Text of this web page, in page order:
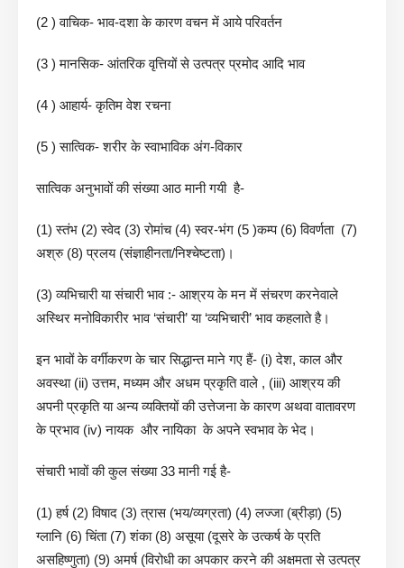
(2 ) वाचिक- भाव-दशा के कारण वचन में आये परिवर्तन
(3 ) मानसिक- आंतरिक वृत्तियों से उत्पत्र प्रमोद आदि भाव
(4 ) आहार्य- कृतिम वेश रचना
(5 ) सात्विक- शरीर के स्वाभाविक अंग-विकार
सात्विक अनुभावों की संख्या आठ मानी गयी है-
(1) स्तंभ (2) स्वेद (3) रोमांच (4) स्वर-भंग (5 )कम्प (6) विवर्णता (7)
अश्रु (8) प्रलय (संज्ञाहीनता/निश्चेष्टता)।
(3) व्यभिचारी या संचारी भाव :- आश्रय के मन में संचरण करनेवाले
अस्थिर मनोविकारीर भाव ‘संचारी’ या ‘व्यभिचारी’ भाव कहलाते है।
इन भावों के वर्गीकरण के चार सिद्धान्त माने गए हैं- (i) देश, काल और
अवस्था (ii) उत्तम, मध्यम और अधम प्रकृति वाले , (iii) आश्रय की
अपनी प्रकृति या अन्य व्यक्तियों की उत्तेजना के कारण अथवा वातावरण
के प्रभाव (iv) नायक और नायिका के अपने स्वभाव के भेद।
संचारी भावों की कुल संख्या 33 मानी गई है-
(1) हर्ष (2) विषाद (3) त्रास (भय/व्यग्रता) (4) लज्जा (ब्रीड़ा) (5)
ग्लानि (6) चिंता (7) शंका (8) असूया (दूसरे के उत्कर्ष के प्रति
असहिष्णुता) (9) अमर्ष (विरोधी का अपकार करने की अक्षमता से उत्पत्र